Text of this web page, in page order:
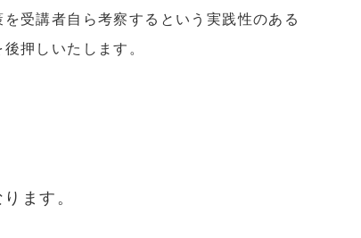
受講者自ら考察するという実践性のある
押しいたします。
ます。